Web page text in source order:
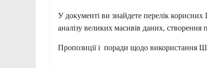
У документі ви знайдете перелік
аналізу великих масивів даних, створення
Пропозиції і поради щодо використання